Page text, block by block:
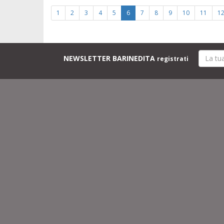
1 2 3 4 5 6 7 8 9 10 11 12
NEWSLETTER BARINEDITA registrati